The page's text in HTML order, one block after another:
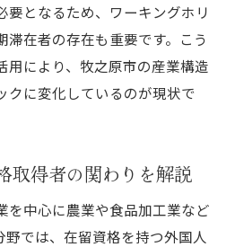
増加の社会的背景を読み解
不足と在留資格需要の高ま
動と在留資格の関係性に注
要となるため、ワーキングホリ
滞在者の存在も重要です。こう
用により、牧之原市の産業構造
クに変化しているのが現状で
取得者の関わりを解説
を中心に農業や食品加工業など
野では、在留資格を持つ外国人